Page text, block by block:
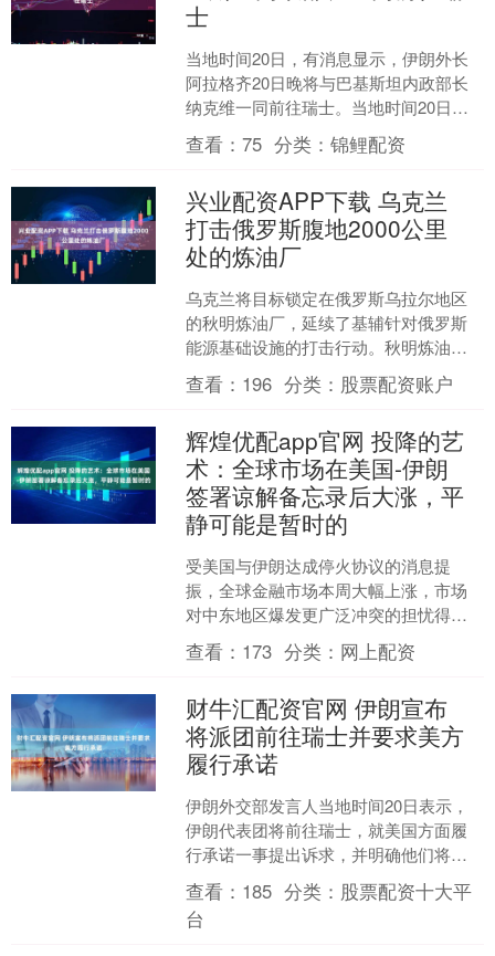
士
当地时间20日，有消息显示，伊朗外长
阿拉格齐20日晚将与巴基斯坦内政部长
纳克维一同前往瑞士。当地时间20日，
巴基斯坦内政部长纳克维在伊朗德黑兰
与伊朗外交部长阿拉....
查看：75 分类：锦鲤配资
兴业配资APP下载 乌克兰
打击俄罗斯腹地2000公里
处的炼油厂
乌克兰将目标锁定在俄罗斯乌拉尔地区
的秋明炼油厂，延续了基辅针对俄罗斯
能源基础设施的打击行动。秋明炼油厂
是俄罗斯最大的私营炼油厂之一，日加
工能力约15.1万桶原油....
查看： 196 分类： 股票配资账户
辉煌优配app官网 投降的艺
术：全球市场在美国-伊朗
签署谅解备忘录后大涨，平
静可能是暂时的
受美国与伊朗达成停火协议的消息提
振，全球金融市场本周大幅上涨，市场
对中东地区爆发更广泛冲突的担忧得以
缓解。然而，在题为《投降的艺术》
（The Art of Ca....
查看： 173 分类： 网上配资
财牛汇配资官网 伊朗宣布
将派团前往瑞士并要求美方
履行承诺
伊朗外交部发言人当地时间20日表示，
伊朗代表团将前往瑞士，就美国方面履
行承诺一事提出诉求，并明确他们将如
何履行自己的承诺。发言人表示，美方
必须尽快采取必要措施，....
查看： 185 分类： 股票配资十大平
台